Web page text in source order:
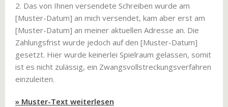
2. Das von Ihnen versendete Schreiben wurde am
[Muster-Datum] an mich versendet, kam aber erst am
[Muster-Datum] an meiner aktuellen Adresse an. Die
Zahlungsfrist wurde jedoch auf den [Muster-Datum]
gesetzt. Hier wurde keinerlei Spielraum gelassen, somit
ist es nicht zulässig, ein Zwangsvollstreckungsverfahren
einzuleiten.
» Muster-Text weiterlesen